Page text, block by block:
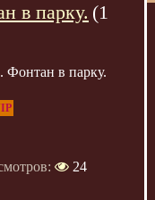
в парку. (1
Фонтан в парку.
24